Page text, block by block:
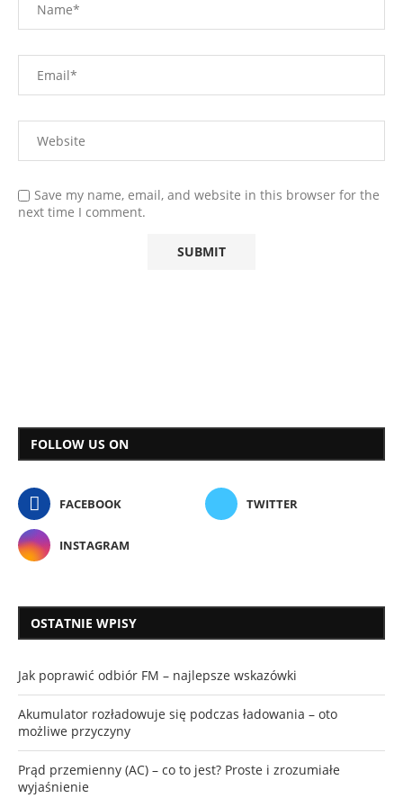
Save my name, email, and website in this browser for the
next time I comment.
FOLLOW US ON
FACEBOOK TWITTER
INSTAGRAM
OSTATNIE WPISY
Jak poprawić odbiór FM – najlepsze wskazówki
Akumulator rozładowuje się podczas ładowania – oto
możliwe przyczyny
Prąd przemienny (AC) – co to jest? Proste i zrozumiałe
wyjaśnienie